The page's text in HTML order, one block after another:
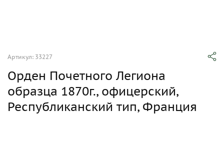
Артикул: 33227
Орден Почетного Легиона
образца 1870г., офицерский,
Республиканский тип, Франция